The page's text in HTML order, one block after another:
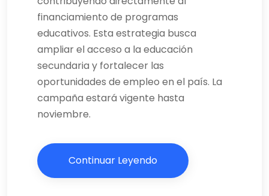
financiamiento de programas
educativos. Esta estrategia busca
ampliar el acceso a la educación
secundaria y fortalecer las
oportunidades de empleo en el país. La
campaña estará vigente hasta
noviembre.
Continuar Leyendo